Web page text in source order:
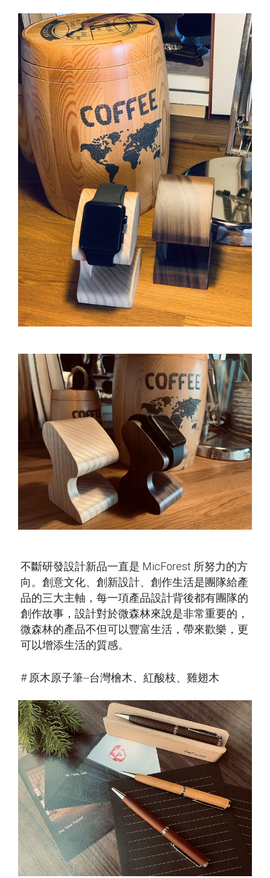
不斷研發設計新品一直是 MicForest 所努力的方
向。創意文化、創新設計、創作生活是團隊給產
品的三大主軸，每一項產品設計背後都有團隊的
創作故事，設計對於微森林來說是非常重要的，
微森林的產品不但可以豐富生活，帶來歡樂，更
可以增添生活的質感。
# 原木原子筆--台灣檜木、紅酸枝、雞翅木